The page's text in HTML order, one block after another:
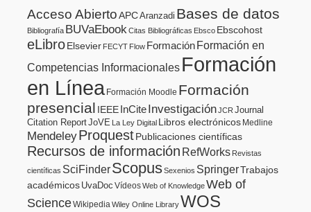
Acceso AbiertoAPCAranzadi Bases de datos
Bibliografía BUVaEbookCitas Bibliográficas Ebsco Ebscohost
eLibroElsevier FECYT Flow FormaciónFormación en
Competencias Informacionales Formación
en Línea Formación Moodle Formación
presencial IEEE InCiteInvestigaciónJCR Journal
Citation ReportJoVE La Ley Digital Libros electrónicos Medline
MendeleyProquestPublicaciones científicas
Recursos de información RefWorks Revistas
científicas SciFinderScopusSexenios SpringerTrabajos
académicos UvaDoc VídeosWeb of KnowledgeWeb of
ScienceWikipediaWiley Online LibraryWOS